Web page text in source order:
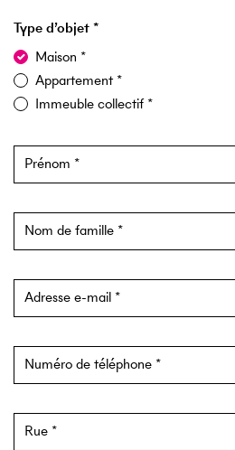
d’estimation hors
Type d’objet
Maison
Appartement
Immeuble collectif
Prénom
Nom de famille
Adresse e-mail
Numéro de téléphone
Rue